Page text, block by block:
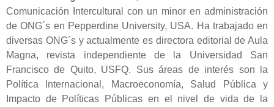
Comunicación Intercultural con un minor en administración
de ONG´s en Pepperdine University, USA. Ha trabajado en
diversas ONG´s y actualmente es directora editorial de Aula
Magna, revista independiente de la Universidad San
Francisco de Quito, USFQ. Sus áreas de interés son la
Política Internacional, Macroeconomía, Salud Pública y
Impacto de Políticas Públicas en el nivel de vida de la